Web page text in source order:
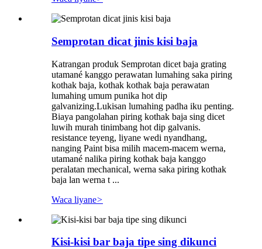
Semprotan dicat jinis kisi baja
Katrangan produk Semprotan dicet baja grating
utamané kanggo perawatan lumahing saka piring
kothak baja, kothak kothak baja perawatan
lumahing umum punika hot dip
galvanizing.Lukisan lumahing padha iku penting.
Biaya pangolahan piring kothak baja sing dicet
luwih murah tinimbang hot dip galvanis.
resistance teyeng, liyane wedi nyandhang,
nanging Paint bisa milih macem-macem werna,
utamané nalika piring kothak baja kanggo
peralatan mechanical, werna saka piring kothak
baja lan werna t ...
Waca liyane>
Kisi-kisi bar baja tipe sing dikunci